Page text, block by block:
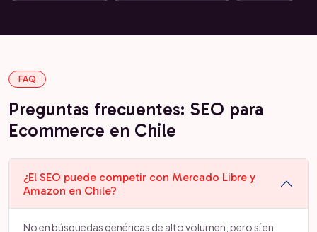
FAQ
Preguntas frecuentes: SEO para
Ecommerce en Chile
¿El SEO puede competir con Mercado Libre y
Amazon en Chile?
No en búsquedas genéricas de alto volumen, pero sí en